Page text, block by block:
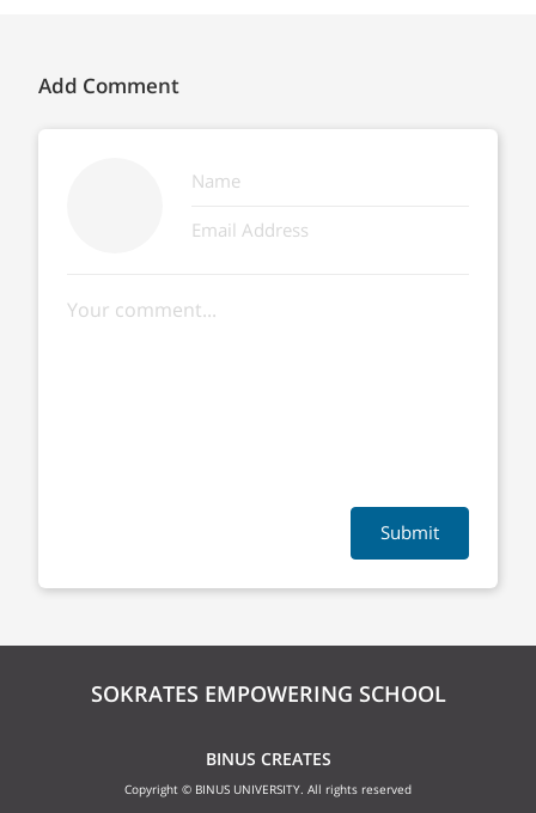
Add Comment
Submit
SOKRATES EMPOWERING SCHOOL
BINUS CREATES
Copyright © BINUS UNIVERSITY. All rights reserved